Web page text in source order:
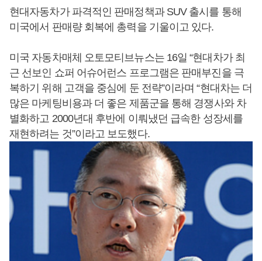
현대자동차가 파격적인 판매정책과 SUV 출시를 통해
미국에서 판매량 회복에 총력을 기울이고 있다.
미국 자동차매체 오토모티브뉴스는 16일 “현대차가 최
근 선보인 쇼퍼 어슈어런스 프로그램은 판매부진을 극
복하기 위해 고객을 중심에 둔 전략”이라며 “현대차는 더
많은 마케팅비용과 더 좋은 제품군을 통해 경쟁사와 차
별화하고 2000년대 후반에 이뤄냈던 급속한 성장세를
재현하려는 것”이라고 보도했다.